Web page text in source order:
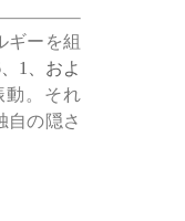
ギーを組
1、およ
動。それ
自の隠さ